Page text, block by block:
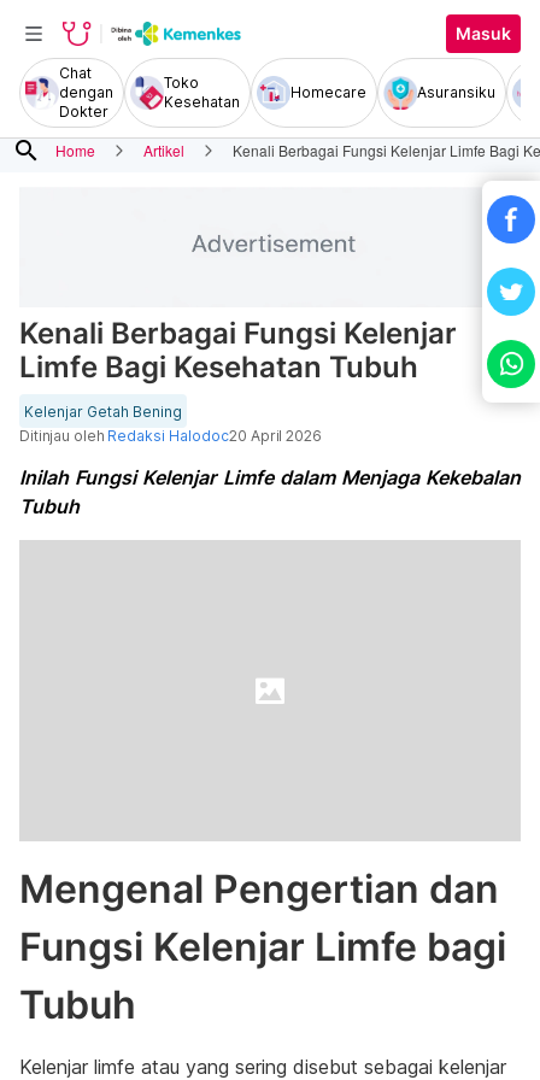
Masuk
Chat
dengan
Dokter
Toko
Kesehatan
Homecare Asuransiku
search Home Artikel Kenali Berbagai Fungsi Kelenjar Limfe Bagi
Kenali Berbagai Fungsi Kelenjar
Limfe Bagi Kesehatan Tubuh
Kelenjar Getah Bening
Ditinjau oleh Redaksi Halodoc20 April 2026
Inilah Fungsi Kelenjar Limfe dalam Menjaga Kekebalan
Tubuh
Mengenal Pengertian dan
Fungsi Kelenjar Limfe bagi
Tubuh
Kelenjar limfe atau yang sering disebut sebagai kelenjar